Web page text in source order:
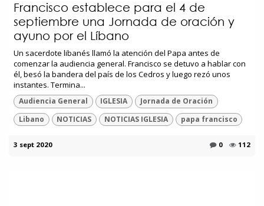
Francisco establece para el 4 de
septiembre una Jornada de oración y
ayuno por el Líbano
Un sacerdote libanés llamó la atención del Papa antes de
comenzar la audiencia general. Francisco se detuvo a hablar con
él, besó la bandera del país de los Cedros y luego rezó unos
instantes. Termina...
Audiencia General IGLESIA
Jornada de Oración
Libano
NOTICIAS NOTICIAS IGLESIA papa francisco
3 sept 2020 0 112